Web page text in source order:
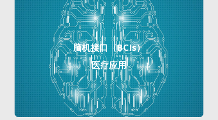
脑机接口（BCIs）
医疗应用